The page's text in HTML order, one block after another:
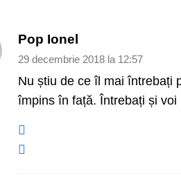
Pop Ionel
29 decembrie 2018 la 12:57
Nu știu de ce îl mai întrebați
împins în față. Întrebați și